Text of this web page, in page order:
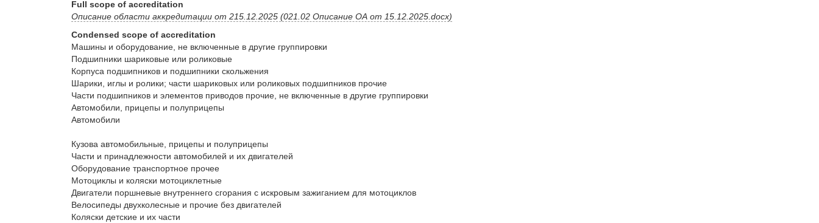
Full scope of accreditation
Описание области аккредитации от 215.12.2025 (021.02 Описание ОА от 15.12.2025.docx)
Condensed scope of accreditation
Машины и оборудование, не включенные в другие группировки
Подшипники шариковые или роликовые
Корпуса подшипников и подшипники скольжения
Шарики, иглы и ролики; части шариковых или роликовых подшипников прочие
Части подшипников и элементов приводов прочие, не включенные в другие группировки
Автомобили, прицепы и полуприцепы
Автомобили
Кузова автомобильные, прицепы и полуприцепы
Части и принадлежности автомобилей и их двигателей
Оборудование транспортное прочее
Мотоциклы и коляски мотоциклетные
Двигатели поршневые внутреннего сгорания с искровым зажиганием для мотоциклов
Велосипеды двухколесные и прочие без двигателей
Коляски детские и их части